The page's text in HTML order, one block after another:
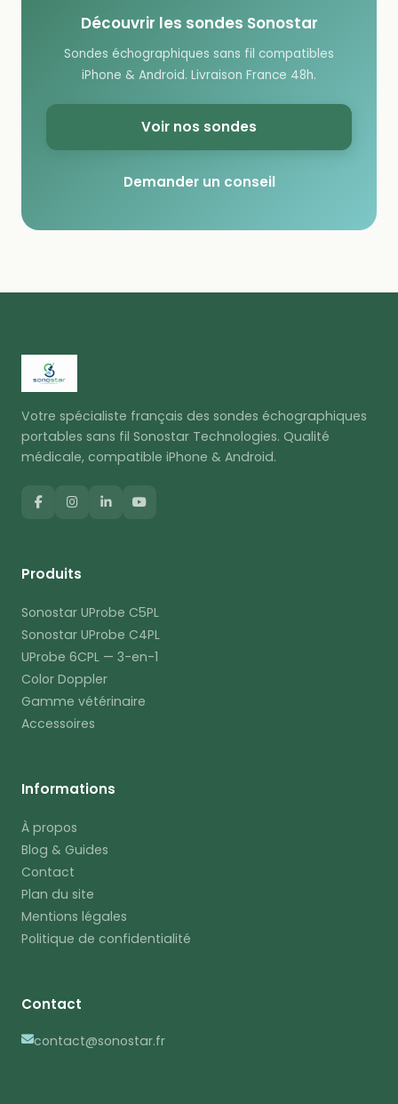
Découvrir les sondes Sonostar
Sondes échographiques sans fil compatibles
iPhone & Android. Livraison France 48h.
Voir nos sondes
Demander un conseil
Votre spécialiste français des sondes échographiques
portables sans fil Sonostar Technologies. Qualité
médicale, compatible iPhone & Android.
Produits
Sonostar UProbe C5PL
Sonostar UProbe C4PL
UProbe 6CPL — 3-en-1
Color Doppler
Gamme vétérinaire
Accessoires
Informations
À propos
Blog & Guides
Contact
Plan du site
Mentions légales
Politique de confidentialité
Contact
contact@sonostar.fr